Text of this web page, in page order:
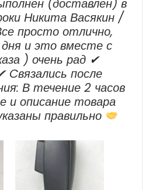
(доставлен) в
Никита Васякин /
просто отлично,
и это вместе с
) очень рад ✔
после
В течение 2 часов
и описание товара
правильно